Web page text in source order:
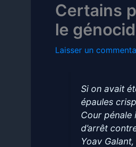
Certains
le
Laisser un
Si on avait
épaules
Cour pénale
d’arrêt
Yoav